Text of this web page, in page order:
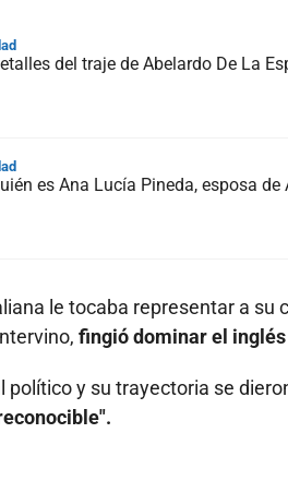
del traje de Abelardo De La
es Ana Lucía Pineda, esposa de
le tocaba representar a su
fingió dominar el
político y su trayectoria se